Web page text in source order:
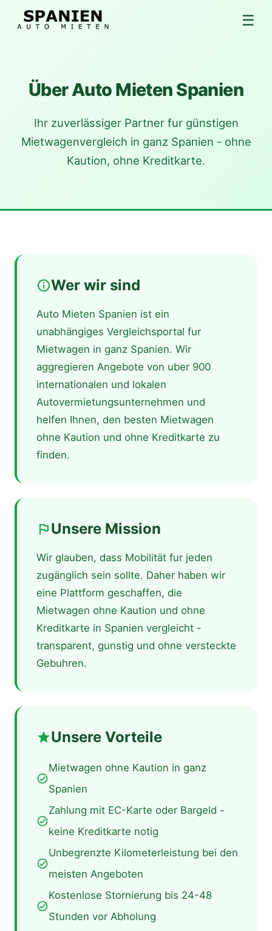
☰
Über Auto Mieten Spanien
Ihr zuverlässiger Partner fur günstigen
Mietwagenvergleich in ganz Spanien - ohne
Kaution, ohne Kreditkarte.
infoWer wir sind
Auto Mieten Spanien ist ein
unabhängiges Vergleichsportal fur
Mietwagen in ganz Spanien. Wir
aggregieren Angebote von uber 900
internationalen und lokalen
Autovermietungsunternehmen und
helfen Ihnen, den besten Mietwagen
ohne Kaution und ohne Kreditkarte zu
finden.
flag Unsere Mission
Wir glauben, dass Mobilität fur jeden
zugänglich sein sollte. Daher haben wir
eine Plattform geschaffen, die
Mietwagen ohne Kaution und ohne
Kreditkarte in Spanien vergleicht -
transparent, gunstig und ohne versteckte
Gebuhren.
starUnsere Vorteile
check_circle
Mietwagen ohne Kaution in ganz
Spanien
check_circle
Zahlung mit EC-Karte oder Bargeld -
keine Kreditkarte notig
check_circle
Unbegrenzte Kilometerleistung bei den
meisten Angeboten
check_circle
Kostenlose Stornierung bis 24-48
Stunden vor Abholung